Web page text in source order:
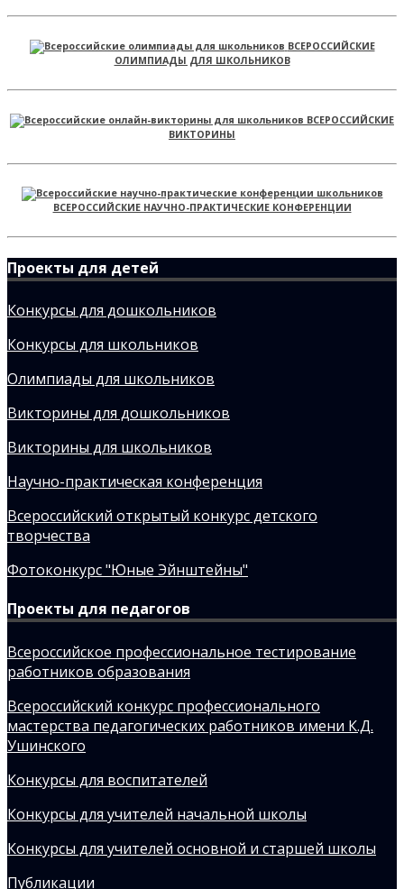
ВСЕРОССИЙСКИЕ
ОЛИМПИАДЫ ДЛЯ ШКОЛЬНИКОВ
ВСЕРОССИЙСКИЕ
ВИКТОРИНЫ
ВСЕРОССИЙСКИЕ НАУЧНО-ПРАКТИЧЕСКИЕ КОНФЕРЕНЦИИ
Проекты для детей
Конкурсы для дошкольников
Конкурсы для школьников
Олимпиады для школьников
Викторины для дошкольников
Викторины для школьников
Научно-практическая конференция
Всероссийский открытый конкурс детского
творчества
Фотоконкурс "Юные Эйнштейны"
Проекты для педагогов
Всероссийское профессиональное тестирование
работников образования
Всероссийский конкурс профессионального
мастерства педагогических работников имени К.Д.
Ушинского
Конкурсы для воспитателей
Конкурсы для учителей начальной школы
Конкурсы для учителей основной и старшей школы
Публикации